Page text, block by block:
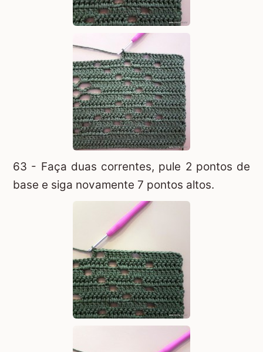
63 - Faça duas correntes, pule 2 pontos de
base e siga novamente 7 pontos altos.